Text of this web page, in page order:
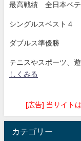
最高戦績 全日本ベテ
シングルスベスト４
ダブルス準優勝
テニスやスポーツ、
しくみる
[広告] 当サイト
カテゴリー